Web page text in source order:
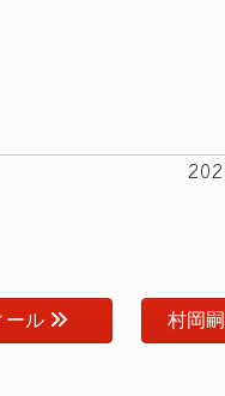
ール 村岡